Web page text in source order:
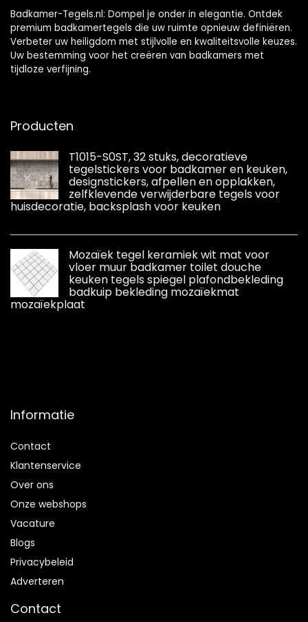
Badkamer-Tegels.nl: Dompel je onder in elegantie. Ontdek
premium badkamertegels die uw ruimte opnieuw definiëren.
Verbeter uw heiligdom met stijlvolle en kwaliteitsvolle keuzes.
Uw bestemming voor het creëren van badkamers met
tijdloze verfijning.
Producten
T1015-S0ST, 32 stuks, decoratieve
tegelstickers voor badkamer en keuken,
designstickers, afpellen en opplakken,
zelfklevende verwijderbare tegels voor
huisdecoratie, backsplash voor keuken
Mozaïek tegel keramiek wit mat voor
vloer muur badkamer toilet douche
keuken tegels spiegel plafondbekleding
badkuip bekleding mozaïekmat
mozaïekplaat
Informatie
Contact
Klantenservice
Over ons
Onze webshops
Vacature
Blogs
Privacybeleid
Adverteren
Contact